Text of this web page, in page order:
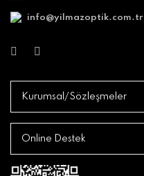
info@yilmazoptik.com.tr
Kurumsal/Sözleşmeler
Online Destek